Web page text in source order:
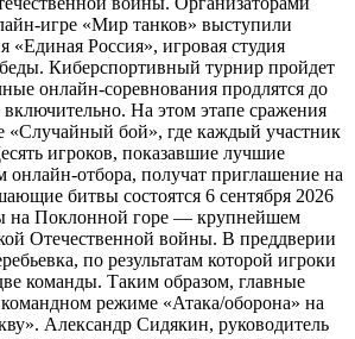
игре «Мир танков» выступили
«Единая Россия», игровая студия
Киберспортивный турнир пройдет
онлайн-соревнования продлятся до
включительно. На этом этапе сражения
«Случайный бой», где каждый участник
игроков, показавшие лучшие
онлайн-отбора, получат приглашение на
битвы состоятся 6 сентября 2026
на Поклонной горе — крупнейшем
Отечественной войны. В преддверии
по результатам которой игроки
команды. Таким образом, главные
режиме «Атака/оборона» на
Александр Сидякин, руководитель